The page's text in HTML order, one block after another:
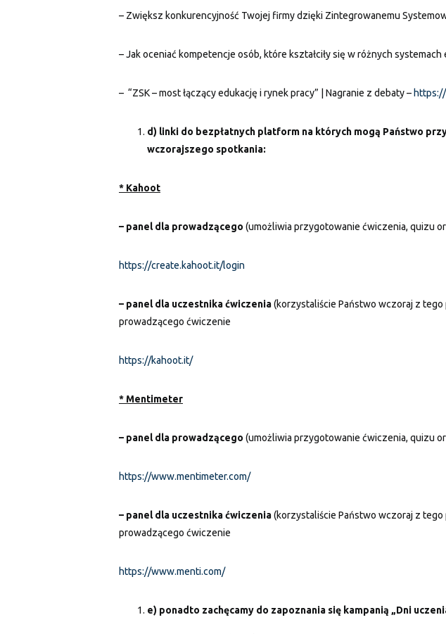
– Zwiększ konkurencyjność Twojej firmy dzięki Zintegrowanemu
– Jak oceniać kompetencje osób, które kształciły się w różnych systemach
– “ZSK – most łączący edukację i rynek pracy” | Nagranie z debaty –
d) linki do bezpłatnych platform na których mogą Państwo
wczorajszego spotkania:
* Kahoot
– panel dla prowadzącego (umożliwia przygotowanie ćwiczenia, quizu
https://create.kahoot.it/login
– panel dla uczestnika ćwiczenia(korzystaliście Państwo wczoraj z tego
prowadzącego ćwiczenie
https://kahoot.it/
* Mentimeter
– panel dla prowadzącego (umożliwia przygotowanie ćwiczenia, quizu
https://www.mentimeter.com/
– panel dla uczestnika ćwiczenia(korzystaliście Państwo wczoraj z tego
prowadzącego ćwiczenie
https://www.menti.com/
e) ponadto zachęcamy do zapoznania się kampanią „Dni